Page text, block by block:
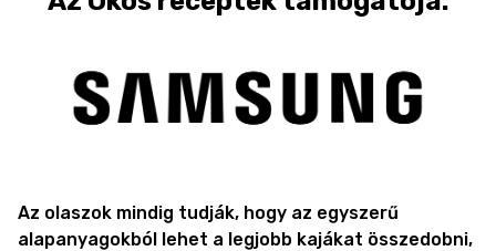
Az olaszok mindig tudják, hogy az egyszerű
alapanyagokból lehet a legjobb kajákat összedobni,